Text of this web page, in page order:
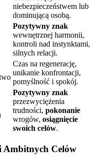
niebezpieczeństwem lub
dominującą osobą.
Pozytywny znak
wewnętrznej harmonii,
kontroli nad instynktami,
silnych relacji.
Czas na regenerację,
unikanie konfrontacji,
pomyślność i spokój.
Pozytywny znak
przezwyciężenia
trudności, pokonanie
wrogów, osiągnięcie
swoich celów.
Ambitnych Celów